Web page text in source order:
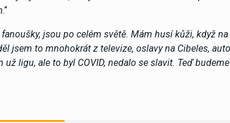
.“
jsou po celém světě. Mám husí kůži, když
jsem to mnohokrát z televize, oslavy na Cibeles,
ligu, ale to byl COVID, nedalo se slavit. Teď